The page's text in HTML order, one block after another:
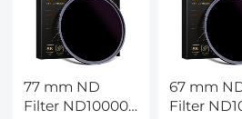
77 mm ND
Filter ND100000
67 mm
Filter